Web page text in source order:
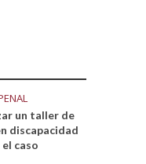
un taller de
discapacidad
caso